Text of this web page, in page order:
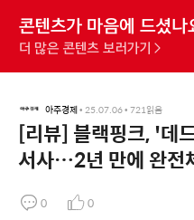
아주경제• 25.07.06• 721 읽음
[리뷰] 블랙핑크, '데
서사…2년 만에 완전
0 0